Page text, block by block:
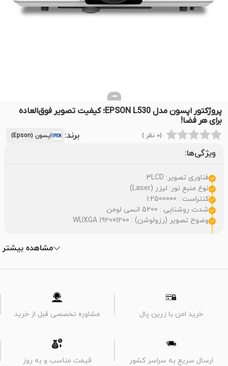
پروژکتور اپسون مدل EPSON L530؛ کیفیت تصویر فوق‌العاده
برای هر فضا!
(0 نظر ) برند: اپسون (Epson)
ویژگی‌ها:
فناوری تصویر: 3LCD
نوع منبع نور: لیزر (Laser)
کنتراست : 1:2500000
شدت روشنایی : 5200 انسی لومن
وضوح تصویر (رزولوشن) : WUXGA 1920×1200
مشاهده بیشتر
خرید امن با زرین پال مشاوره تخصصی قبل از خرید
ارسال سریع به سراسر کشور قیمت مناسب و به روز